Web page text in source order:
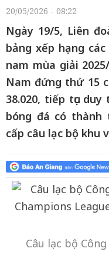
20/05/2026 - 08:22
Ngày 19/5, Liên
bảng xếp hạng
nam mùa giải
Nam đứng thứ 15
38.020, tiếp tục
bóng đá có
cấp câu lạc bộ khu
Câu lạc bộ